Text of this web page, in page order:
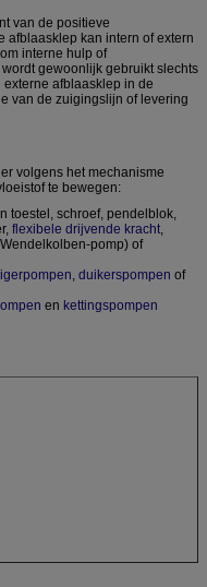
van de positieve
afblaasklep kan intern of extern
interne hulp of
gewoonlijk gebruikt slechts
afblaasklep in de
van de zuigingslijn of levering
volgens het mechanisme
te bewegen:
toestel, schroef, pendelblok,
flexibele drijvende kracht,
pomp) of
, duikerspompen of
en kettingspompen